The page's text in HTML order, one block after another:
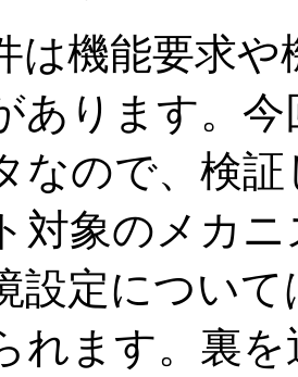
は機能要求
あります。
なので、検
対象のメカ
設定につい
れます。裏